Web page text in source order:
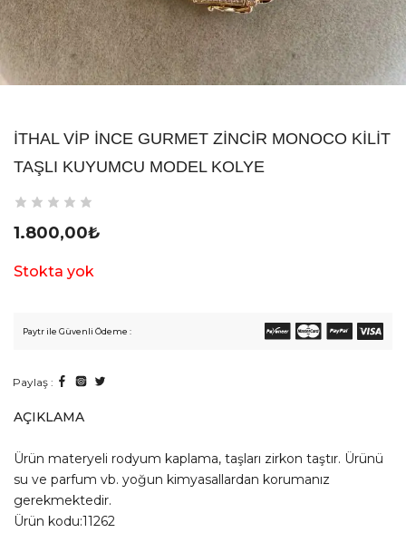
İTHAL VİP İNCE GURMET ZINCIR MONOCO KILIT
TAŞLI KUYUMCU MODEL KOLYE
1.800,00₺
Stokta yok
Paytr ile Güvenli Ödeme :
Paylaş :
AÇIKLAMA
Ürün materyeli rodyum kaplama, taşları zirkon taştır. Ürünü
su ve parfum vb. yoğun kimyasallardan korumanız
gerekmektedir.
Ürün kodu:11262